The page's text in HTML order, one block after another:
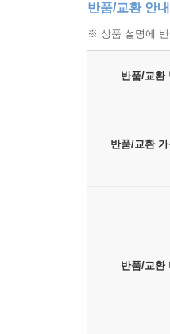
반품/교환 안내
※ 상품 설명에 반
반품/교환
반품/교환
반품/교환